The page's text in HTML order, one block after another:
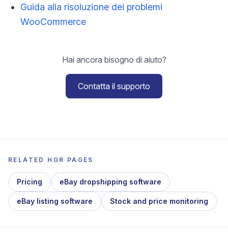
Guida alla risoluzione dei problemi
WooCommerce
Hai ancora bisogno di aiuto?
Contatta il supporto
RELATED HGR PAGES
Pricing eBay dropshipping software
eBay listing software Stock and price monitoring